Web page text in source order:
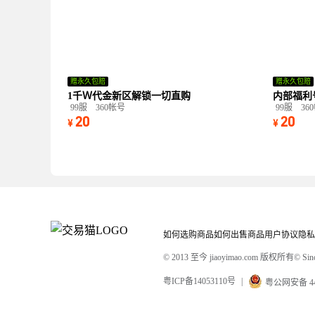
赠永久包赔
1千Ｗ代金新区解锁一切直购
99服 360帐号
¥ 20
赠永久包赔
内部福利
99服
¥ 20
如何选购商品如何出售商品用户协议 隐
© 2013 至今 jiaoyimao.com 版权所有©
粤ICP备14053110号 粤公网安备